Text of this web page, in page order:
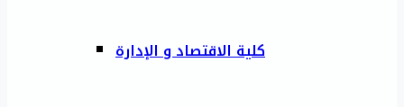
كلية الاقتصاد و الإدارة